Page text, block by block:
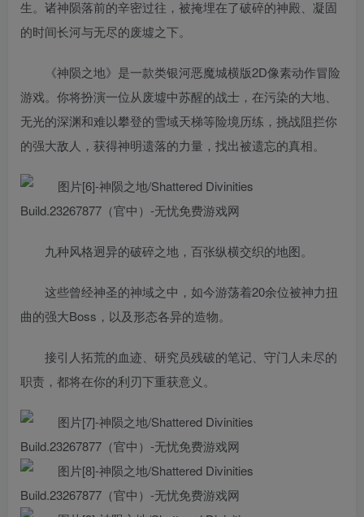
生。诸神陨落前的辛密过往，被掩埋在了破碎的神殿、凝固
的时间长河与无尽的废墟之下。
《神陨之地》是一款类银河恶魔城横版2D像素动作冒险
游戏。你将扮演一位从废墟中苏醒的战士，在污染的大地、
无光的深渊和难以攀登的雪域天梯等险境历练，挑战阻拦你
的强大敌人，获得神明遗落的力量，找出被遗忘的真相。
九种风格迥异的破碎之地，百张纵横交织的地图。
这些曾经神圣的神域之中，如今游荡着20余位被神力扭
曲的强大Boss，以及形态各异的造物。
接引人拓荒的血迹、研究员残破的笔记、守门人未尽的
职责，都将在你的利刃下重获意义。